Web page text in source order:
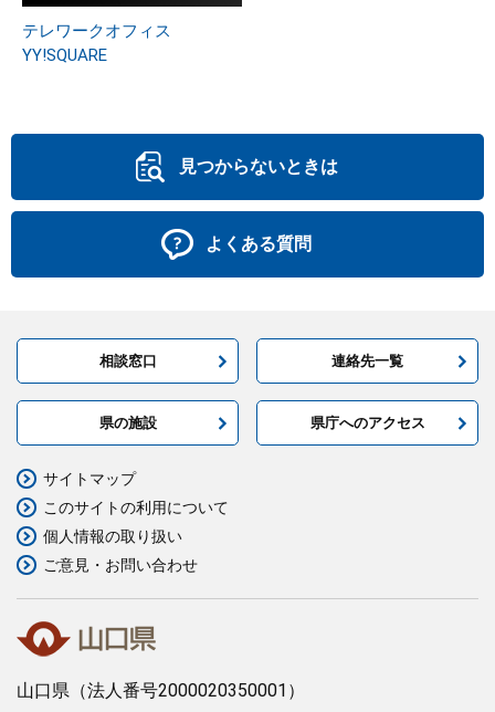
テレワークオフィス
YY!SQUARE
見つからないときは
よくある質問
相談窓口 連絡先一覧
県の施設 県庁へのアクセス
山口県 （法人番号2000020350001）
サイトマップ
このサイトの利用について
個人情報の取り扱い
ご意見・お問い合わせ